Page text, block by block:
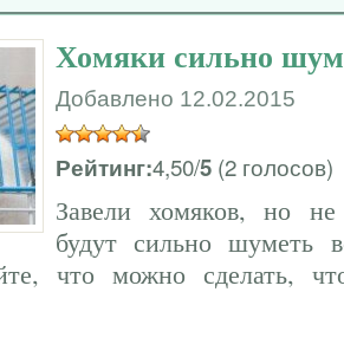
Хомяки сильно
Добавлено 12.02.2015
Рейтинг:4,50/5 (2 голосов)
Завели хомяков, но
будут сильно шуметь
что можно сделать,